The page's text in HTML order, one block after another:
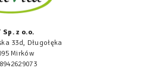
Sp. z o.o.
33d, Długołęka
Mirków